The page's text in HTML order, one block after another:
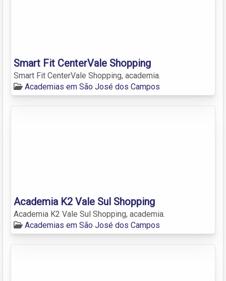
Smart Fit CenterVale Shopping
Smart Fit CenterVale Shopping, academia.
Academias em São José dos Campos
Academia K2 Vale Sul Shopping
Academia K2 Vale Sul Shopping, academia.
Academias em São José dos Campos